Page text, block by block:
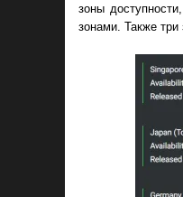
зоны
зонами. Также